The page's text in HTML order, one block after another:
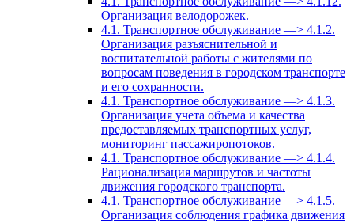
Организация велодорожек.
4.1. Транспортное обслуживание —> 4.1.2.
Организация разъяснительной и
воспитательной работы с жителями по
вопросам поведения в городском транспорте
и его сохранности.
4.1. Транспортное обслуживание —> 4.1.3.
Организация учета объема и качества
предоставляемых транспортных услуг,
мониторинг пассажиропотоков.
4.1. Транспортное обслуживание —> 4.1.4.
Рационализация маршрутов и частоты
движения городского транспорта.
4.1. Транспортное обслуживание —> 4.1.5.
Организация соблюдения графика движения